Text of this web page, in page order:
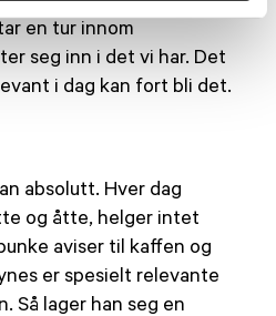
en tur innom
seg inn i det vi har. Det
i dag kan fort bli det.
absolutt. Hver dag
og åtte, helger intet
aviser til kaffen og
er spesielt relevante
Så lager han seg en